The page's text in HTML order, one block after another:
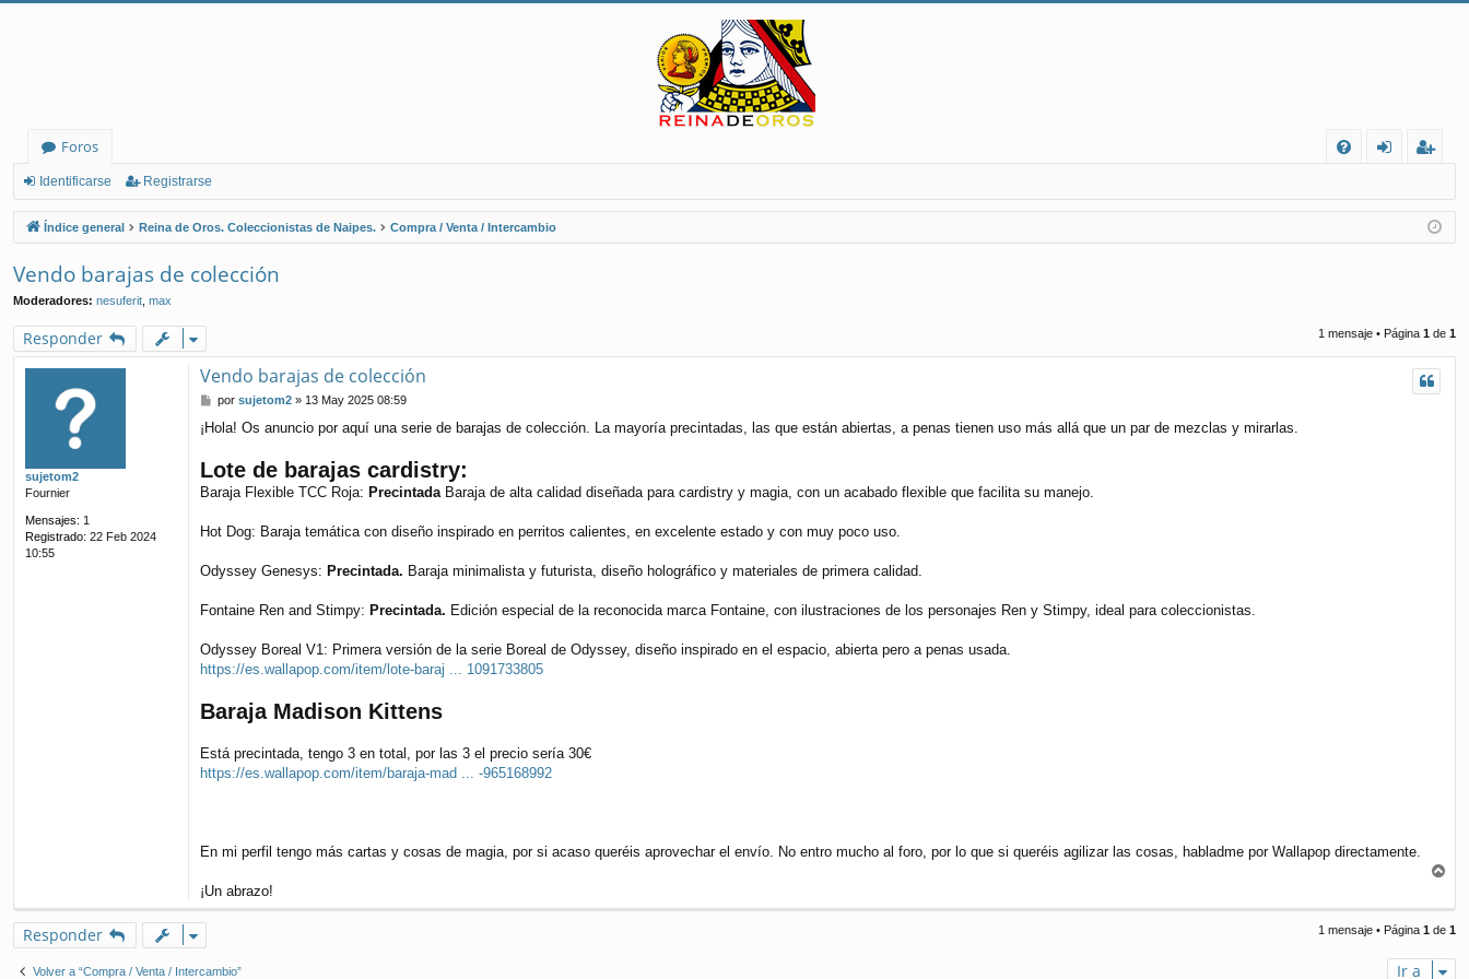
Foros
Q
nt
ifi
ist
ra
Identificarse Registrarse
Índice general Reina de Oros. Coleccionistas de Naipes. Compra / Venta / Intercambio
Vendo barajas de colección
Moderadores: nesuferit max
Responder 1 mensaje • Página 1 de 1
sujetom2
Fournier
Mensajes: 1
Registrado: 22 Feb 2024
10:55
Vendo barajas de colección
M
n
a
j
e
por sujetom2» 13 May 2025 08:59
¡Hola! Os anuncio por aquí una serie de barajas de colección. La mayoría precintadas, las que están abiertas, a penas tienen uso más allá que un par de mezclas y mirarlas.
Lote de barajas cardistry:
Baraja Flexible TCC Roja: Precintada Baraja de alta calidad diseñada para cardistry y magia, con un acabado flexible que facilita su manejo.
Hot Dog: Baraja temática con diseño inspirado en perritos calientes, en excelente estado y con muy poco uso.
Odyssey Genesys: Precintada. Baraja minimalista y futurista, diseño holográfico y materiales de primera calidad.
Fontaine Ren and Stimpy: Precintada. Edición especial de la reconocida marca Fontaine, con ilustraciones de los personajes Ren y Stimpy, ideal para coleccionistas.
Odyssey Boreal V1: Primera versión de la serie Boreal de Odyssey, diseño inspirado en el espacio, abierta pero a penas usada.
https://es.wallapop.com/item/lote-baraj ... 1091733805
Baraja Madison Kittens
Está precintada, tengo 3 en total, por las 3 el precio sería 30€
https://es.wallapop.com/item/baraja-mad ... -965168992
En mi perfil tengo más cartas y cosas de magia, por si acaso queréis aprovechar el envío. No entro mucho al foro, por lo que si queréis agilizar las cosas, habladme por Wallapop directamente.
¡Un abrazo!
r
i
a
Responder 1 mensaje • Página 1 de 1
Volver a “Compra / Venta / Intercambio” Ir a